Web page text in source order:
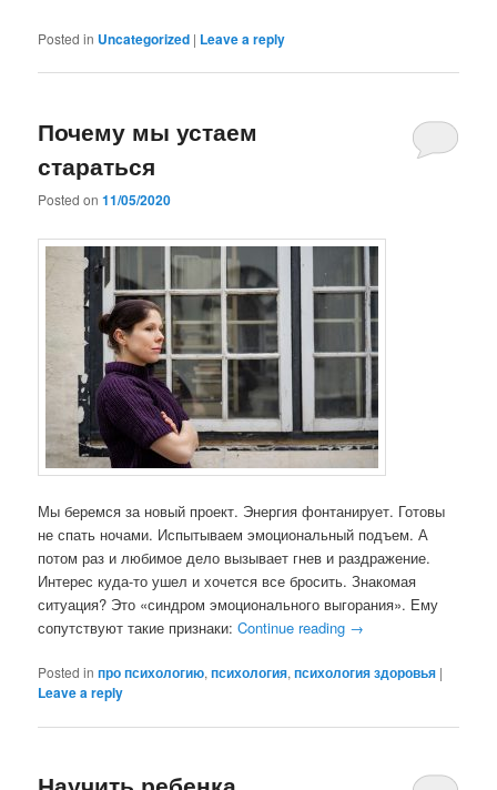
Posted in Uncategorized | Leave a reply
Почему мы устаем
стараться
Posted on11/05/2020
Мы беремся за новый проект. Энергия фонтанирует. Готовы
не спать ночами. Испытываем эмоциональный подъем. А
потом раз и любимое дело вызывает гнев и раздражение.
Интерес куда-то ушел и хочется все бросить. Знакомая
ситуация? Это «синдром эмоционального выгорания». Ему
сопутствуют такие признаки:Continue reading →
Posted in про психологию,психология,психология здоровья |
Leave a reply